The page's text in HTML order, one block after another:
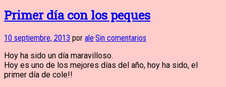
Primer día con los peques
10 septiembre, 2013 por ale·Sin comentarios
Hoy ha sido un día maravilloso.
Hoy es uno de los mejores días del año, hoy ha sido, el
primer día de cole!!